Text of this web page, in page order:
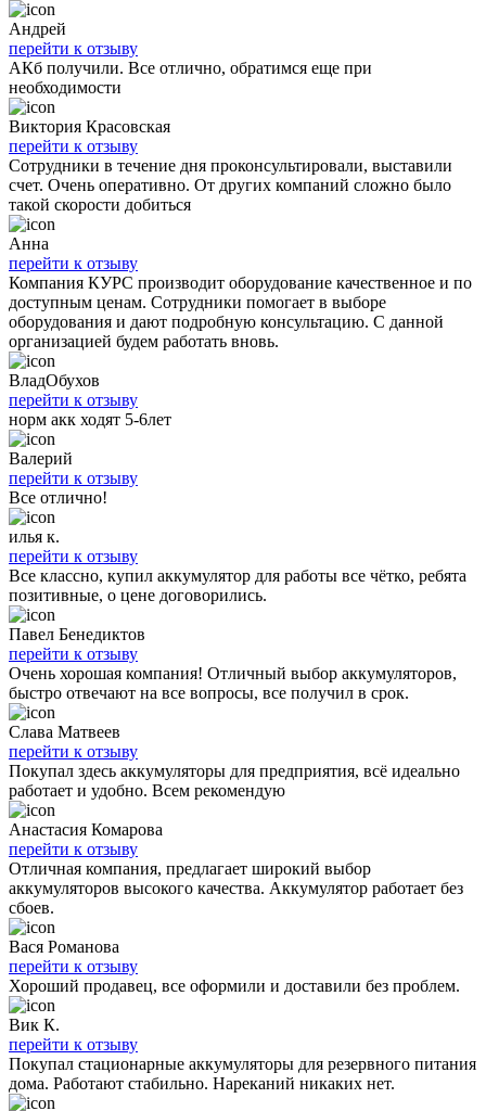
Андрей
перейти к отзыву
АКб получили. Все отлично, обратимся еще при
необходимости
Виктория Красовская
перейти к отзыву
Сотрудники в течение дня проконсультировали, выставили
счет. Очень оперативно. От других компаний сложно было
такой скорости добиться
Анна
перейти к отзыву
Компания КУРС производит оборудование качественное и по
доступным ценам. Сотрудники помогает в выборе
оборудования и дают подробную консультацию. С данной
организацией будем работать вновь.
ВладОбухов
перейти к отзыву
норм акк ходят 5-6лет
Валерий
перейти к отзыву
Все отлично!
илья к.
перейти к отзыву
Все классно, купил аккумулятор для работы все чётко, ребята
позитивные, о цене договорились.
Павел Бенедиктов
перейти к отзыву
Очень хорошая компания! Отличный выбор аккумуляторов,
быстро отвечают на все вопросы, все получил в срок.
Слава Матвеев
перейти к отзыву
Покупал здесь аккумуляторы для предприятия, всё идеально
работает и удобно. Всем рекомендую
Анастасия Комарова
перейти к отзыву
Отличная компания, предлагает широкий выбор
аккумуляторов высокого качества. Аккумулятор работает без
сбоев.
Вася Романова
перейти к отзыву
Хороший продавец, все оформили и доставили без проблем.
Вик К.
перейти к отзыву
Покупал стационарные аккумуляторы для резервного питания
дома. Работают стабильно. Нареканий никаких нет.